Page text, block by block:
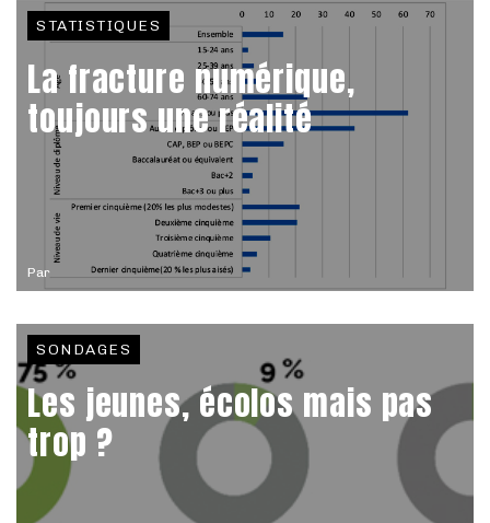
Par
STATISTIQUES
La fracture numérique,
toujours une réalité
SONDAGES
Les jeunes, écolos mais pas
trop ?